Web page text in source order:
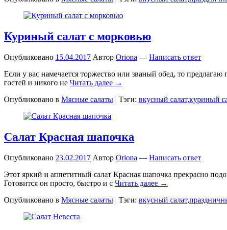
Куриный салат с морковью
Опубликовано 15.04.2017 Автор Oriona — Написать ответ
Если у вас намечается торжество или званый обед, то
гостей и никого не Читать далее →
Опубликовано в Мясные салаты | Тэги: вкусный салат,куриный
Салат Красная шапочка
Опубликовано 23.02.2017 Автор Oriona — Написать ответ
Этот яркий и аппетитный салат Красная шапочка прекрасно
Готовится он просто, быстро и с Читать далее →
Опубликовано в Мясные салаты | Тэги: вкусный салат,